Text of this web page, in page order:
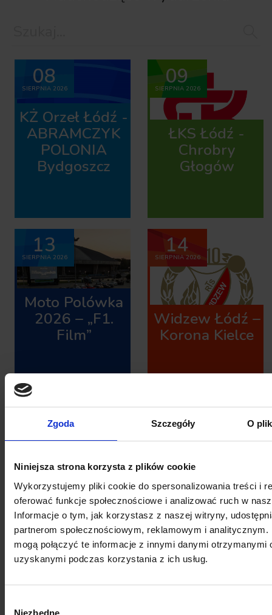
Zgoda Szczegóły O
Niniejsza strona korzysta z plików cookie
Wykorzystujemy pliki cookie do spersonalizowania treści i
oferować funkcje społecznościowe i analizować ruch w
Informacje o tym, jak korzystasz z naszej witryny,
partnerom społecznościowym, reklamowym i analitycznym.
mogą połączyć te informacje z innymi danymi otrzymanymi
uzyskanymi podczas korzystania z ich usług.
Niezbędne
08
SIERPNIA 2026
KŻ Orzeł Łódź -
ABRAMCZYK
POLONIA
Bydgoszcz
09
SIERPNIA 2026
ŁKS Łódź -
Chrobry
Głogów
13
SIERPNIA 2026
Moto Polówka
2026 – „F1.
Film”
14
SIERPNIA 2026
Widzew Łódź –
Korona Kielce
16
SIERPNIA 2026
ŁKS Łódź -
Bruk-Bet
Termalica
20
SIERPNIA 2026
Moto Polówka
2026 – „Shrek
2”
23